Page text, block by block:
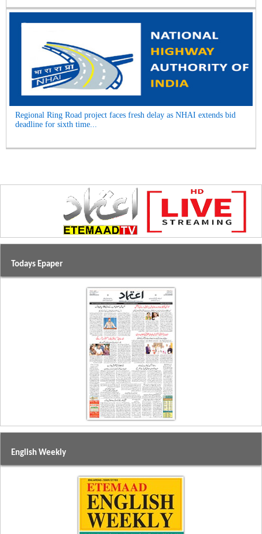
Regional Ring Road project faces fresh delay as NHAI extends bid
deadline for sixth time...
Todays Epaper
English Weekly